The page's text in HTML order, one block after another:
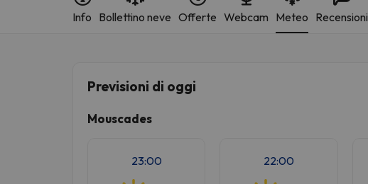
Info Bollettino neve Offerte Webcam Meteo Recensioni
Previsioni di oggi
Mouscades
23:00 22:00